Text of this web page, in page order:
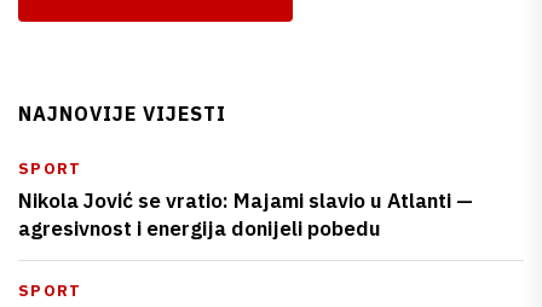
NAJNOVIJE VIJESTI
SPORT
Nikola Jović se vratio: Majami slavio u Atlanti —
agresivnost i energija donijeli pobedu
SPORT